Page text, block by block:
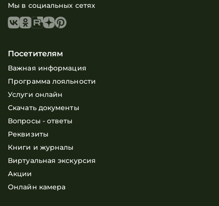
Мы в социальных сетях
Посетителям
Важная информация
Программа лояльности
Услуги онлайн
Скачать документы
Вопросы - ответы
Реквизиты
Книги и журналы
Виртуальная экскурсия
Акции
Онлайн камера